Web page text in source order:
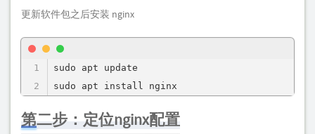
更新软件包之后安装 nginx
sudo apt update
sudo apt install nginx
第二步：定位nginx配置